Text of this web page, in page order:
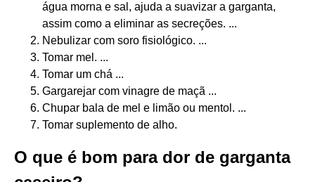
água morna e sal, ajuda a suavizar a garganta,
assim como a eliminar as secreções. ...
Nebulizar com soro fisiológico. ...
Tomar mel. ...
Tomar um chá ...
Gargarejar com vinagre de maçã ...
Chupar bala de mel e limão ou mentol. ...
Tomar suplemento de alho.
O que é bom para dor de garganta